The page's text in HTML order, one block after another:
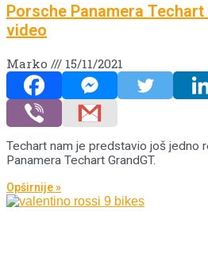
Porsche Panamera
video
Marko 15/11/2021
Techart nam je predstavio još jedno
Panamera Techart GrandGT.
Opširnije »